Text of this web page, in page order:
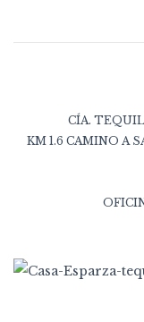
CÍA.
KM 1.6 CAMINO A